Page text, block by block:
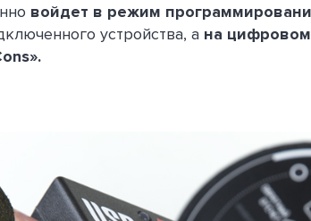
войдет в режим
устройства, а на